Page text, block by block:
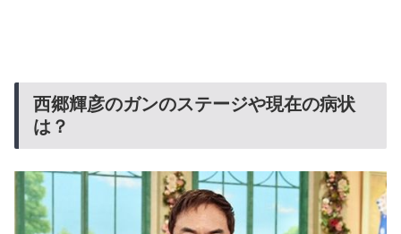
西郷輝彦のガンのステージや現在の病状
は？